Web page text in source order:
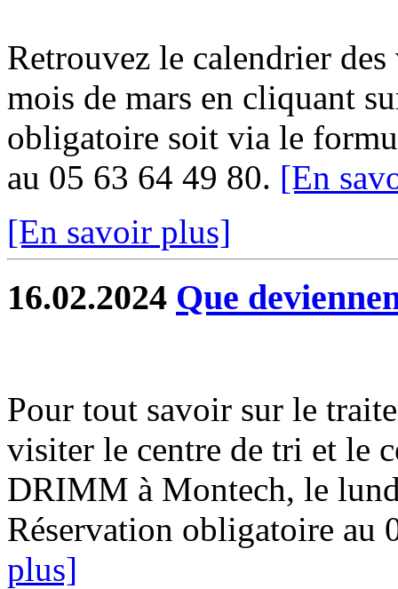
Retrouvez le calendrier
mois de mars en cliquant
obligatoire soit via le
au 05 63 64 49 80. [En
[En savoir plus]
16.02.2024 Que
Pour tout savoir sur le
visiter le centre de tri et le
DRIMM à Montech, le
Réservation obligatoire au
plus]